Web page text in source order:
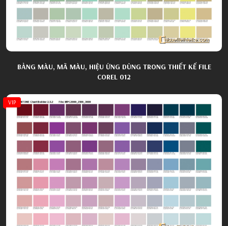
BẢNG MÀU, MÃ MÀU, HIỆU ỨNG DÙNG TRONG THIẾT KẾ FILE
COREL 012
VIP